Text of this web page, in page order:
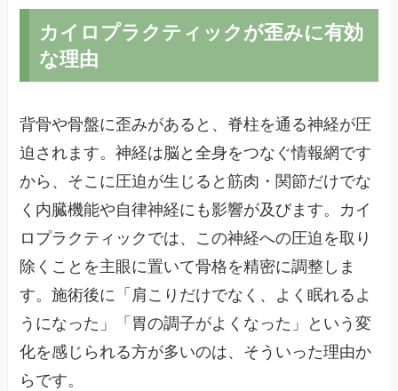
カイロプラクティックが歪みに有効
な理由
背骨や骨盤に歪みがあると、脊柱を通る神経が圧
迫されます。神経は脳と全身をつなぐ情報網です
から、そこに圧迫が生じると筋肉・関節だけでな
く内臓機能や自律神経にも影響が及びます。カイ
ロプラクティックでは、この神経への圧迫を取り
除くことを主眼に置いて骨格を精密に調整しま
す。施術後に「肩こりだけでなく、よく眠れるよ
うになった」「胃の調子がよくなった」という変
化を感じられる方が多いのは、そういった理由か
らです。